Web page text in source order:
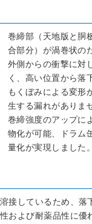
巻締部（天地版と胴
合部分）が渦巻状の
外側からの衝撃に対
く、高い位置から落
もくぼみによる変形
生する漏れがありま
巻締強度のアップに
物化が可能、ドラム
量化が実現しました。
接しているため、落
および耐薬品性に優